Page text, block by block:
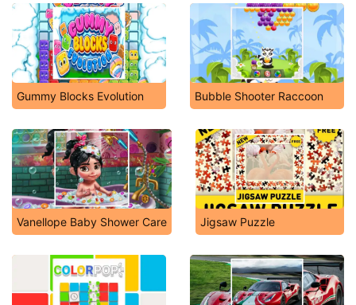
Gummy Blocks Evolution Bubble Shooter Raccoon
Vanellope Baby Shower Care Jigsaw Puzzle